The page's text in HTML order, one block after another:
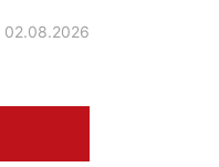
02.08.2026